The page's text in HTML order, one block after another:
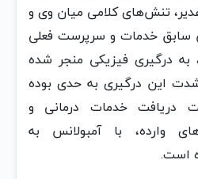
تنش‌های کلامی میان وی و
خدمات و سرپرست فعلی
درگیری فیزیکی منجر شده
این درگیری به حدی بوده
دریافت خدمات درمانی و
وارده، با آمبولانس به
است.